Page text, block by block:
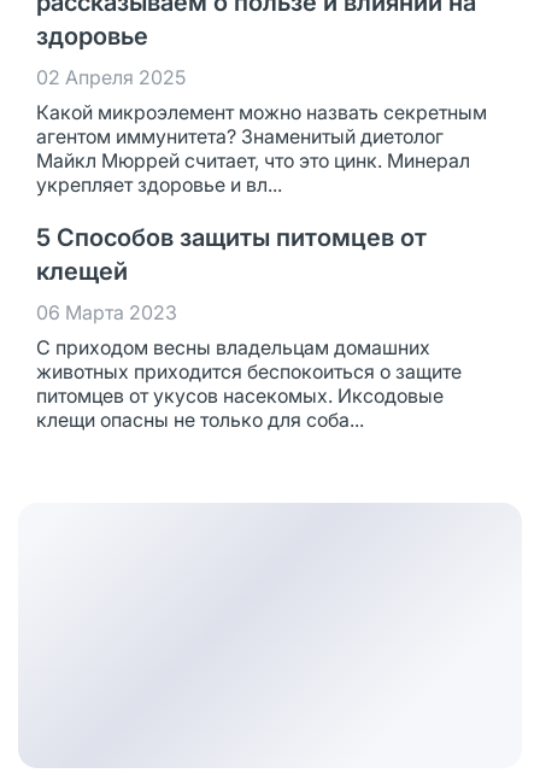
здоровье
02 Апреля 2025
Какой микроэлемент можно назвать секретным
агентом иммунитета? Знаменитый диетолог
Майкл Мюррей считает, что это цинк. Минерал
укрепляет здоровье и вл...
5 Способов защиты питомцев от
клещей
06 Марта 2023
С приходом весны владельцам домашних
животных приходится беспокоиться о защите
питомцев от укусов насекомых. Иксодовые
клещи опасны не только для соба...